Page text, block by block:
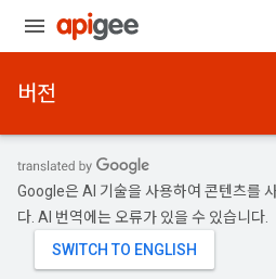
버전
Google은 AI 기술을 사용하여 콘텐츠를
다. AI 번역에는 오류가 있을 수 있습니다.